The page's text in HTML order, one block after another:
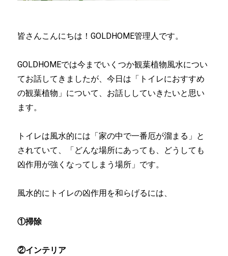
皆さんこんにちは！GOLDHOME管理人です。
GOLDHOMEでは今までいくつか観葉植物風水につい
てお話してきましたが、今日は「トイレにおすすめ
の観葉植物」について、お話ししていきたいと思い
ます。
トイレは風水的には「家の中で一番厄が溜まる」と
されていて、「どんな場所にあっても、どうしても
凶作用が強くなってしまう場所」です。
風水的にトイレの凶作用を和らげるには、
①掃除
②インテリア